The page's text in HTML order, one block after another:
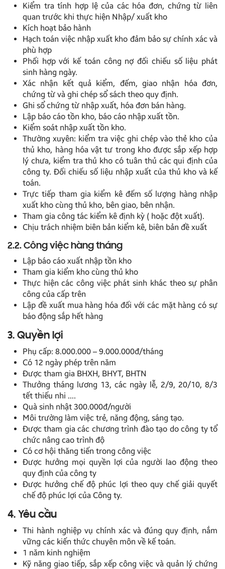
Kiểm tra tính hợp lệ của các hóa đơn, chứng từ liên
quan trước khi thực hiện Nhập/ xuất kho
Kích hoạt bảo hành
Hạch toán việc nhập xuất kho đảm bảo sự chính xác và
phù hợp
Phối hợp với kế toán công nợ đối chiếu số liệu phát
sinh hàng ngày.
Xác nhận kết quả kiểm, đếm, giao nhận hóa đơn,
chứng từ và ghi chép sổ sách theo quy định.
Ghi sổ chứng từ nhập xuất, hóa đơn bán hàng.
Lập báo cáo tồn kho, báo cáo nhập xuất tồn.
Kiểm soát nhập xuất tồn kho.
Thường xuyên: kiểm tra việc ghi chép vào thẻ kho của
thủ kho, hàng hóa vật tư trong kho được sắp xếp hợp
lý chưa, kiểm tra thủ kho có tuân thủ các qui định của
công ty. Đối chiếu số liệu nhập xuất của thủ kho và kế
toán.
Trực tiếp tham gia kiểm kê đếm số lượng hàng nhập
xuất kho cùng thủ kho, bên giao, bên nhận.
Tham gia công tác kiểm kê định kỳ ( hoặc đột xuất).
Chịu trách nhiệm biên bản kiểm kê, biên bản đề xuất
2.2. Công việc hàng tháng
Lập báo cáo xuất nhập tồn kho
Tham gia kiểm kho cùng thủ kho
Thực hiện các công việc phát sinh khác theo sự phân
công của cấp trên
Lập đề xuất mua hàng hóa đối với các mặt hàng có sự
báo động sắp hết hàng
3. Quyền lợi
Phụ cấp: 8.000.000 – 9.000.000đ/tháng
Có 12 ngày phép trên năm
Được tham gia BHXH, BHYT, BHTN
Thưởng tháng lương 13, các ngày lễ, 2/9, 20/10, 8/3
tết thiếu nhi ….
Quà sinh nhật 300.000đ/người
Môi trường làm việc trẻ, năng động, sáng tạo.
Được tham gia các chương trình đào tạo do công ty tổ
chức nâng cao trình độ
Có cơ hội thăng tiến trong công việc
Được hưởng mọi quyền lợi của người lao động theo
quy định của công ty
Được hưởng chế độ phúc lợi theo quy chế giải quyết
chế độ phúc lợi của Công ty.
4. Yêu cầu
Thi hành nghiệp vụ chính xác và đúng quy định, nắm
vững các kiến thức chuyên môn về kế toán.
1 năm kinh nghiệm
Kỹ năng giao tiếp, sắp xếp công việc và quản lý chứng